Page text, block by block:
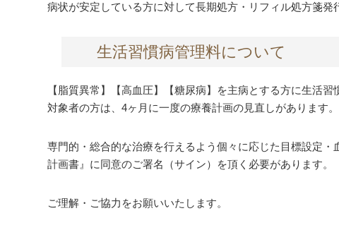
病状が安定している方に対して長期処方・リフィル処方箋発
生活習慣病管理料について
【脂質異常】【高血圧】【糖尿病】を主病とする方に生活
対象者の方は、4ヶ月に一度の療養計画の見直しがあります。
専門的・総合的な治療を行えるよう個々に応じた目標設定
計画書』に同意のご署名（サイン）を頂く必要があります。
ご理解・ご協力をお願いいたします。